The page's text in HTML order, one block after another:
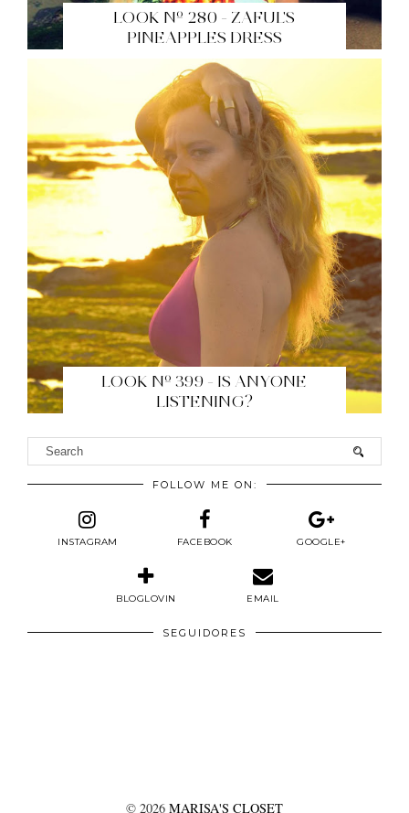
LOOK Nº 280 - ZAFUL'S
PINEAPPLES DRESS
LOOK Nº 399 - IS ANYONE
LISTENING?
FOLLOW ME ON:
INSTAGRAM FACEBOOK GOOGLE+
BLOGLOVIN EMAIL
SEGUIDORES
© 2026 MARISA'S CLOSET